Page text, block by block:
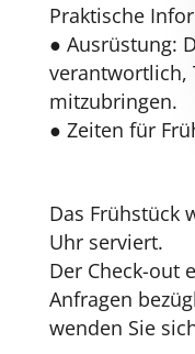
Praktische
● Ausrüstung:
verantwortlich,
mitzubringen.
● Zeiten für
Das Frühstück
Uhr serviert.
Der Check-out
Anfragen
wenden Sie